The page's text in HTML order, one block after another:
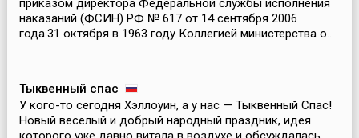
приказом директора Федеральной службы исполнения
наказаний (ФСИН) РФ № 617 от 14 сентября 2006
года.31 октября в 1963 году Коллегией министерства о...
Тыквенный спас
У кого-то сегодня Хэллоуин, а у нас — Тыквенный Спас!
Новый веселый и добрый народный праздник, идея